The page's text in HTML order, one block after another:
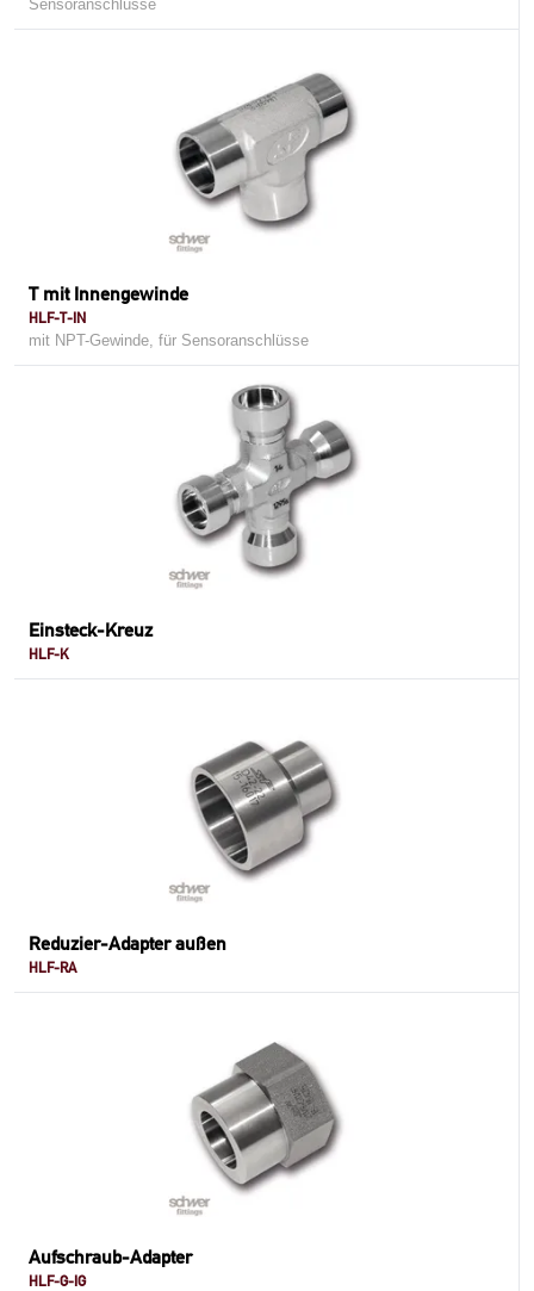
Sensoranschlüsse
T mit Innengewinde
HLF-T-IN
mit NPT-Gewinde, für Sensoranschlüsse
Einsteck-Kreuz
HLF-K
Reduzier-Adapter außen
HLF-RA
Aufschraub-Adapter
HLF-G-IG